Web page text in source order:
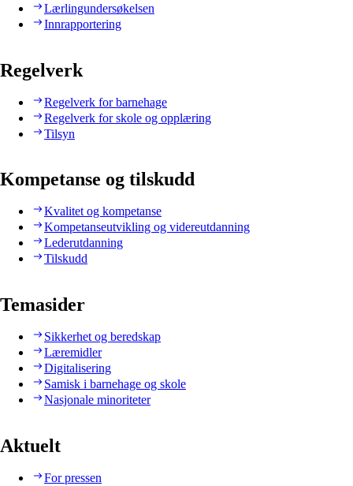
Lærlingundersøkelsen
Innrapportering
Regelverk
Regelverk for barnehage
Regelverk for skole og opplæring
Tilsyn
Kompetanse og tilskudd
Kvalitet og kompetanse
Kompetanseutvikling og videreutdanning
Lederutdanning
Tilskudd
Temasider
Sikkerhet og beredskap
Læremidler
Digitalisering
Samisk i barnehage og skole
Nasjonale minoriteter
Aktuelt
For pressen